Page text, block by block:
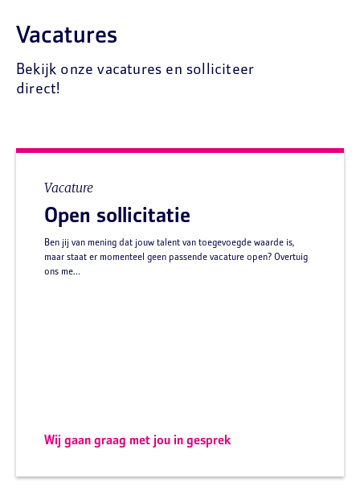
Vacatures
Bekijk onze vacatures en solliciteer
direct!
Vacature
Open sollicitatie
Ben jij van mening dat jouw talent van toegevoegde waarde is,
maar staat er momenteel geen passende vacature open? Overtuig
ons me...
Wij gaan graag met jou in gesprek